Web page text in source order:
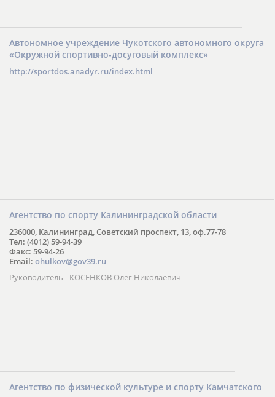
Автономное учреждение Чукотского автономного округа
«Окружной спортивно-досуговый комплекс»
http://sportdos.anadyr.ru/index.html
Агентство по спорту Калининградской области
236000, Калининград, Советский проспект, 13, оф.77-78
Тел: (4012) 59-94-39
Факс: 59-94-26
Email: ohulkov@gov39.ru
Руководитель - КОСЕНКОВ Олег Николаевич
Агентство по физической культуре и спорту Камчатского